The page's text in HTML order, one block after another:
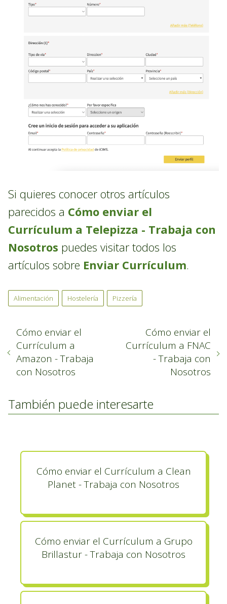
Si quieres conocer otros artículos
parecidos a Cómo enviar el
Currículum a Telepizza - Trabaja con
Nosotros puedes visitar todos los
artículos sobre Enviar Currículum.
Alimentación Hostelería Pizzería
Cómo enviar el
Currículum a
Amazon - Trabaja
con Nosotros
Cómo enviar el
Currículum a FNAC
- Trabaja con
Nosotros
También puede interesarte
Cómo enviar el Currículum a Clean
Planet - Trabaja con Nosotros
Cómo enviar el Currículum a Grupo
Brillastur - Trabaja con Nosotros